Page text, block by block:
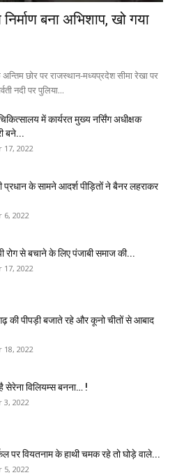
निर्माण बना अभिशाप, खो गया
छोर पर राजस्थान-मध्यप्रदेश सीमा रेखा पर
नदी पर पुलिया...
में कार्यरत मुख्य नर्सिंग अधीक्षक
बने...
2022
प्रधान के सामने आदर्श पीड़ितों ने बैनर लहराकर
2022
रोग से बचाने के लिए पंजाबी समाज की...
2022
की पीपड़ी बजाते रहे और कूनो चीतों से आबाद
2022
सेरेना विलियम्स बनना… !
2022
पर वियतनाम के हाथी चमक रहे तो घोड़े वाले...
2022